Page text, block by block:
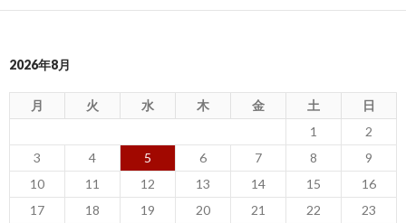
2026年8月
月 火 水 木 金 土
日
1
2
3
4 5 6 7 8
9
10
11 12 13 14 15
16
17
18 19 20 21 22
23